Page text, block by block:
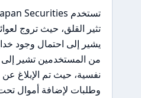
تثير القلق، حيث تروج
يشير إلى احتمال وجود
من المستخدمين تشير
نفسية، حيث تم الإبلاغ
وطلبات لإضافة أموال